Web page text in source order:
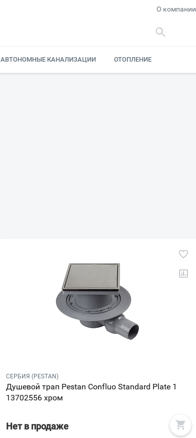
О компании
АВТОНОМНЫЕ КАНАЛИЗАЦИИ ОТОПЛЕНИЕ
СЕРБИЯ (PESTAN)
Душевой трап Pestan Confluo Standard Plate 1
13702556 хром
Нет в продаже